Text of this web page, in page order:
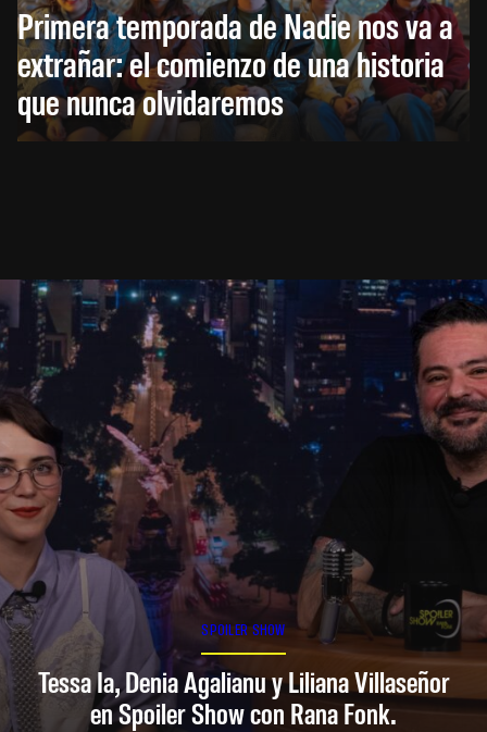
Primera temporada de Nadie nos va a
extrañar: el comienzo de una historia
que nunca olvidaremos
SPOILER SHOW
Tessa Ia, Denia Agalianu y Liliana Villaseñor
en Spoiler Show con Rana Fonk.